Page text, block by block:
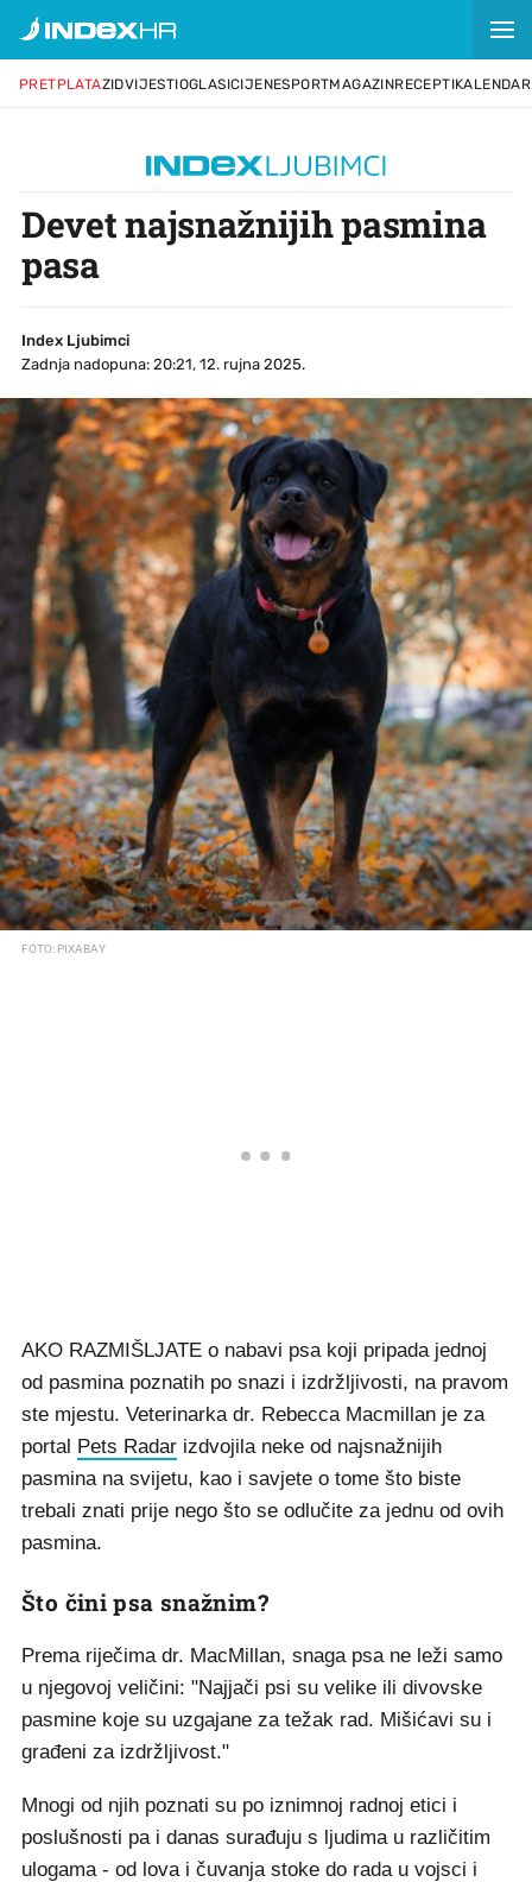
PRETPLATAZIDVIJESTIOGLASICIJENESPORTMAGAZINRECEPTIKALENDAR
Devet najsnažnijih pasmina
pasa
Index Ljubimci
Zadnja nadopuna: 20:21, 12. rujna 2025.
FOTO: PIXABAY
AKO RAZMIŠLJATE o nabavi psa koji pripada jednoj
od pasmina poznatih po snazi i izdržljivosti, na pravom
ste mjestu. Veterinarka dr. Rebecca Macmillan je za
portal Pets Radar izdvojila neke od najsnažnijih
pasmina na svijetu, kao i savjete o tome što biste
trebali znati prije nego što se odlučite za jednu od ovih
pasmina.
Što čini psa snažnim?
Prema riječima dr. MacMillan, snaga psa ne leži samo
u njegovoj veličini: "Najjači psi su velike ili divovske
pasmine koje su uzgajane za težak rad. Mišićavi su i
građeni za izdržljivost."
Mnogi od njih poznati su po iznimnoj radnoj etici i
poslušnosti pa i danas surađuju s ljudima u različitim
ulogama - od lova i čuvanja stoke do rada u vojsci i